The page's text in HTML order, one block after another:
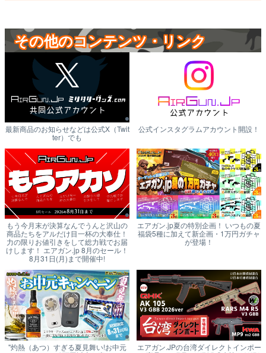
その他のコンテンツ・リンク
最新商品のお知らせなどは公式X（Twit
ter）でも
公式インスタグラムアカウント開設！
もう今月末が決算なんでうんと沢山の
商品たちをアルだけ目一杯の大奉仕！
力の限りお値引きをして総力戦でお届
けします！ エアガン.jp 8月のセール！
8月31日(月)まで開催中!
エアガン.jp夏の特別企画！ いつもの夏
福袋5種に加えて新企画・1万円ガチャ
が登場！
"灼熱（あつ）すぎる夏見舞い!お中元
エアガン.JPの台湾ダイレクトインポー